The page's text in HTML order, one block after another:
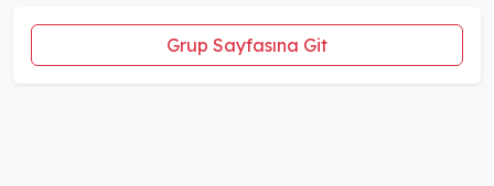
Grup Sayfasına Git